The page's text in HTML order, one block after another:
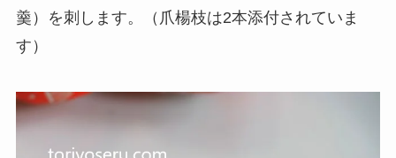
羹）を刺します。（爪楊枝は2本添付されていま
す）